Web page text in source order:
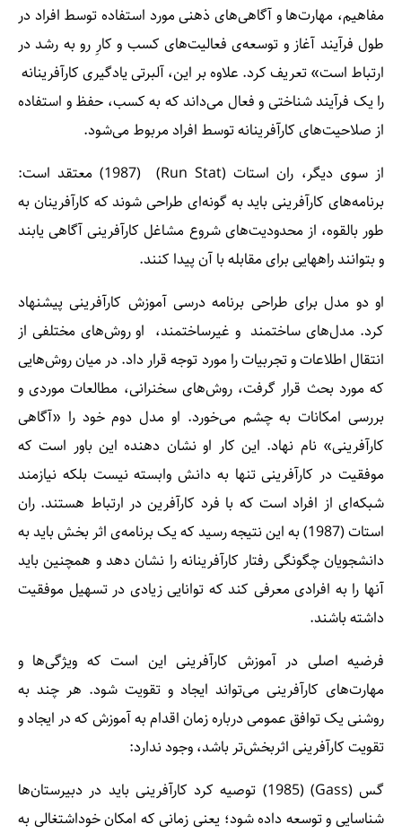
مفاهیم، مهارت‌ها و آگاهی‌های ذهنی مورد استفاده توسط افراد در
طول فرآیند آغاز و توسعه‌ی فعالیت‌های کسب و کارِ رو به رشد در
ارتباط است» تعریف کرد. علاوه بر این، آلبرتی یادگیری کارآفرینانه ‌
را یک فرآیند شناختی و فعال می‌داند که به کسب، حفظ و استفاده
از صلاحیت‌های کارآفرینانه توسط افراد مربوط می‌شود.
از سوی دیگر، ران استات (Run Stat) ‌ (1987) معتقد است:
برنامه‌های کارآفرینی باید به گونه‌ای طراحی شوند که کارآفرینان به
طور بالقوه، از محدودیت‌های شروع مشاغل کارآفرینی آگاهی یابند
و بتوانند راههایی برای مقابله با آن پیدا کنند.
او دو مدل برای طراحی برنامه‌ درسی آموزش کارآفرینی پیشنهاد
کرد. مدل‌های ساختمند ‌ و غیرساختمند، ‌ او روش‌های مختلفی از
انتقال اطلاعات و تجربیات را مورد توجه قرار داد. در میان روش‌هایی
که مورد بحث قرار گرفت، روش‌های سخنرانی، مطالعات موردی و
بررسی امکانات به چشم می‌خورد. او مدل دوم خود را «آگاهی
کارآفرینی» نام نهاد. این کار او نشان دهنده‌‌ ا‌ین باور است که
موفقیت در کارآفرینی تنها به دانش وابسته نیست بلکه نیازمند
شبکه‌ای از افراد است که با فرد کارآفرین در ارتباط هستند. ران
استات (1987) به این نتیجه رسید که یک برنامه‌ی اثر بخش باید به
دانشجویان چگونگی رفتار کارآفرینانه را نشان دهد و همچنین باید
آنها را به افرادی معرفی کند که توانایی زیادی در تسهیل موفقیت
داشته باشند.
فرضیه‌ اصلی در آموزش کارآفرینی این است که ویژگی‌ها و
مهارت‌های کارآفرینی می‌تواند ایجاد و تقویت شود. هر چند به
روشنی یک توافق عمومی درباره‌ زمان اقدام به آموزش که در ایجاد و
تقویت کارآفرینی اثربخش‌تر باشد، وجود ندارد:
گس (Gass)‌ (1985) توصیه کرد کارآفرینی باید در دبیرستان‌ها
شناسایی و توسعه داده شود؛ یعنی زمانی که امکان خوداشتغالی به